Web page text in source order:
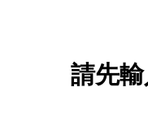
新增/刪除選項
請先輸